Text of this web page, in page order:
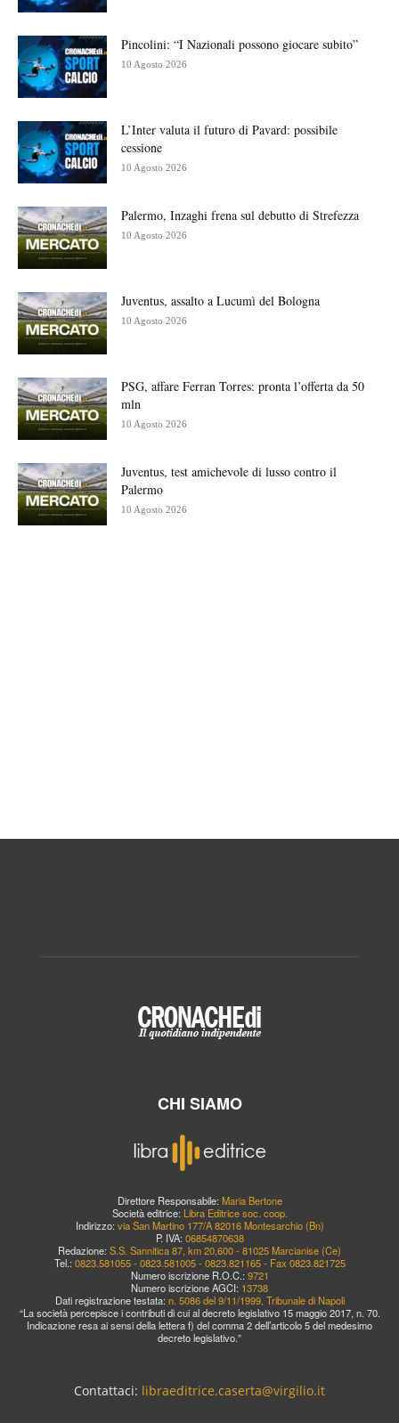
Pincolini: “I Nazionali possono giocare subito”
10 Agosto 2026
L’Inter valuta il futuro di Pavard: possibile
cessione
10 Agosto 2026
Palermo, Inzaghi frena sul debutto di Strefezza
10 Agosto 2026
Juventus, assalto a Lucumì del Bologna
10 Agosto 2026
PSG, affare Ferran Torres: pronta l’offerta da 50
mln
10 Agosto 2026
Juventus, test amichevole di lusso contro il
Palermo
10 Agosto 2026
CHI SIAMO
Direttore Responsabile: Maria Bertone
Società editrice: Libra Editrice soc. coop.
Indirizzo: via San Martino 177/A 82016 Montesarchio (Bn)
P. IVA: 06854870638
Redazione: S.S. Sannitica 87, km 20,600 - 81025 Marcianise (Ce)
Tel.: 0823.581055 - 0823.581005 - 0823.821165 - Fax 0823.821725
Numero iscrizione R.O.C.: 9721
Numero iscrizione AGCI: 13738
Dati registrazione testata: n. 5086 del 9/11/1999, Tribunale di Napoli
“La società percepisce i contributi di cui al decreto legislativo 15 maggio 2017, n. 70.
Indicazione resa ai sensi della lettera f) del comma 2 dell’articolo 5 del medesimo
decreto legislativo.”
Contattaci: libraeditrice.caserta@virgilio.it